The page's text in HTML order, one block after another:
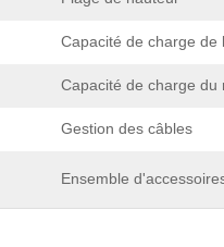
Capacité de charge de
Capacité de charge du
Gestion des câbles
Ensemble